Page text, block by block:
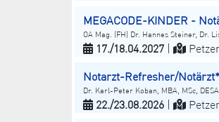
MEGACODE-KINDER -
OA Mag. (FH) Dr. Hannes Steiner, Dr.
17./18.04.2027 |
Notarzt-Refresher/
Dr. Karl-Peter Koban, MBA, MSc,
22./23.08.2026 |